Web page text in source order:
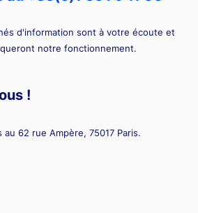
d'information sont à votre écoute et
notre fonctionnement.
!
62 rue Ampère, 75017 Paris.